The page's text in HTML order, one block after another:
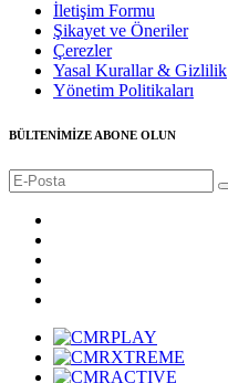
İletişim Formu
Şikayet ve Öneriler
Çerezler
Yasal Kurallar & Gizlilik
Yönetim Politikaları
BÜLTENİMİZE ABONE OLUN